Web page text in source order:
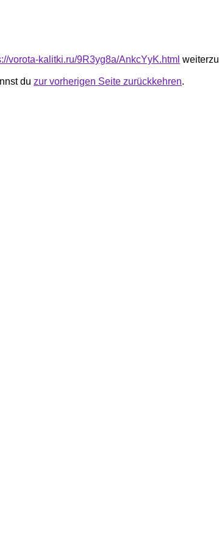
vorota-kalitki.ru/9R3yg8a/AnkcYyK.html
du zur vorherigen Seite zurückkehren.